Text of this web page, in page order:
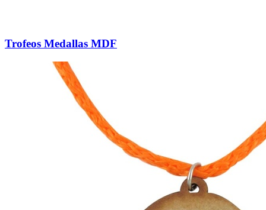
Trofeos Medallas MDF